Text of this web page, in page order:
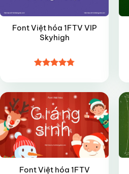
Font Việt hóa 1FTV VIP
Skyhigh
hạng4.85
sao
Font Việt hóa 1FTV